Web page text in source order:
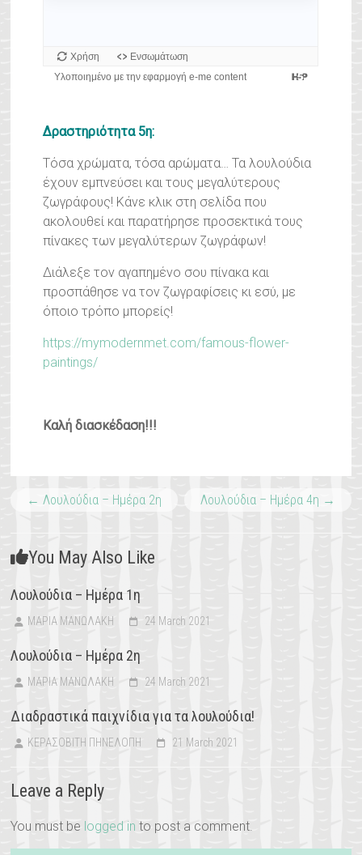
Δραστηριότητα 5η:
Τόσα χρώματα, τόσα αρώματα… Τα λουλούδια
έχουν εμπνεύσει και τους μεγαλύτερους
ζωγράφους! Κάνε κλικ στη σελίδα που
ακολουθεί και παρατήρησε προσεκτικά τους
πίνακες των μεγαλύτερων ζωγράφων!
Διάλεξε τον αγαπημένο σου πίνακα και
προσπάθησε να τον ζωγραφίσεις κι εσύ, με
όποιο τρόπο μπορείς!
https://mymodernmet.com/famous-flower-
paintings/
Καλή διασκέδαση!!!
← Λουλούδια – Ημέρα 2η Λουλούδια – Ημέρα 4η →
You May Also Like
Λουλούδια – Ημέρα 1η
ΜΑΡΙΑ ΜΑΝΩΛΑΚΗ 24 March 2021
Λουλούδια – Ημέρα 2η
ΜΑΡΙΑ ΜΑΝΩΛΑΚΗ 24 March 2021
Διαδραστικά παιχνίδια για τα λουλούδια!
ΚΕΡΑΣΟΒΙΤΗ ΠΗΝΕΛΟΠΗ 21 March 2021
Leave a Reply
You must be logged in to post a comment.